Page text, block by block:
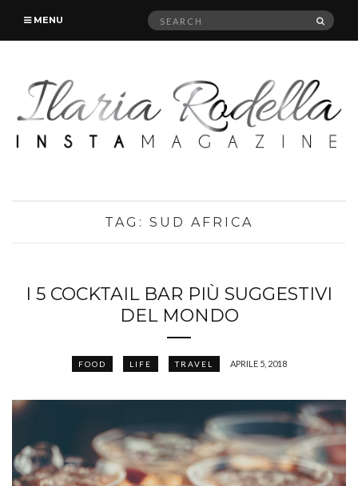
MENU
Search
TAG: SUD AFRICA
I 5 COCKTAIL BAR PIÙ SUGGESTIVI
DEL MONDO
FOOD LIFE TRAVEL APRILE 5, 2018